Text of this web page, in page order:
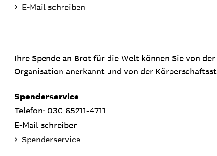
E-Mail schreiben
Ihre Spende an Brot für die Welt können Sie von
Organisation anerkannt und von der
Spenderservice
Telefon: 030 65211-4711
E-Mail schreiben
Spenderservice